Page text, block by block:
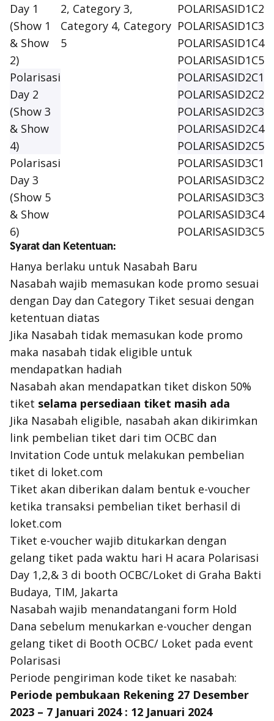
Day 1
(Show 1
& Show
2)
2, Category 3,
Category 4, Category
5
POLARISASID1C2
POLARISASID1C3
POLARISASID1C4
POLARISASID1C5
Polarisasi
Day 2
(Show 3
& Show
4)
POLARISASID2C1
POLARISASID2C2
POLARISASID2C3
POLARISASID2C4
POLARISASID2C5
Polarisasi
Day 3
(Show 5
& Show
6)
POLARISASID3C1
POLARISASID3C2
POLARISASID3C3
POLARISASID3C4
POLARISASID3C5
Syarat dan Ketentuan:
Hanya berlaku untuk Nasabah Baru
Nasabah wajib memasukan kode promo sesuai
dengan Day dan Category Tiket sesuai dengan
ketentuan diatas
Jika Nasabah tidak memasukan kode promo
maka nasabah tidak eligible untuk
mendapatkan hadiah
Nasabah akan mendapatkan tiket diskon 50%
tiket selama persediaan tiket masih ada
Jika Nasabah eligible, nasabah akan dikirimkan
link pembelian tiket dari tim OCBC dan
Invitation Code untuk melakukan pembelian
tiket di loket.com
Tiket akan diberikan dalam bentuk e-voucher
ketika transaksi pembelian tiket berhasil di
loket.com
Tiket e-voucher wajib ditukarkan dengan
gelang tiket pada waktu hari H acara Polarisasi
Day 1,2,& 3 di booth OCBC/Loket di Graha Bakti
Budaya, TIM, Jakarta
Nasabah wajib menandatangani form Hold
Dana sebelum menukarkan e-voucher dengan
gelang tiket di Booth OCBC/ Loket pada event
Polarisasi
Periode pengiriman kode tiket ke nasabah:
Periode pembukaan Rekening 27 Desember
2023 – 7 Januari 2024 : 12 Januari 2024